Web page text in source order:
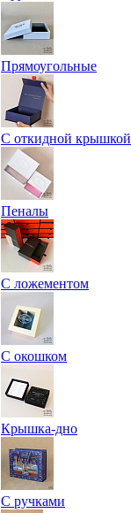
Прямоугольные
С откидной крышкой
Пеналы
С ложементом
С окошком
Крышка-дно
С ручками